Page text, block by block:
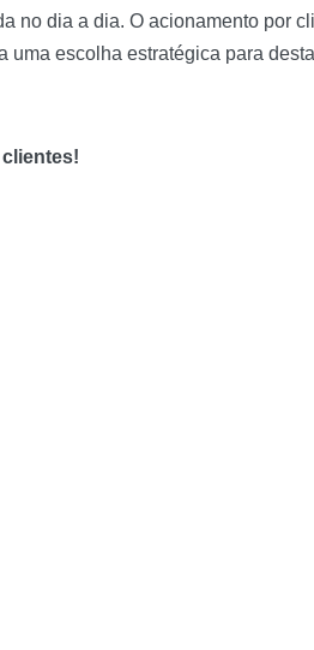
no dia a dia. O acionamento por
escolha estratégica para